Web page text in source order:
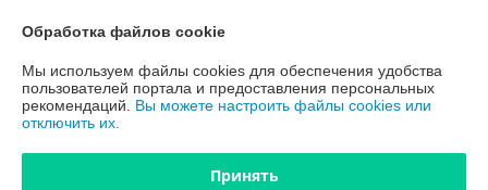
Контакты
Доставка и оплата
Обработка файлов cookie
Мы используем файлы cookies для обеспечения удобства
пользователей портала и предоставления персональных
рекомендаций. Вы можете настроить файлы cookies или
отключить их.
Принять